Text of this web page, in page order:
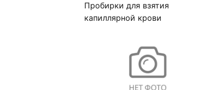
Пробирки для взятия
капиллярной крови